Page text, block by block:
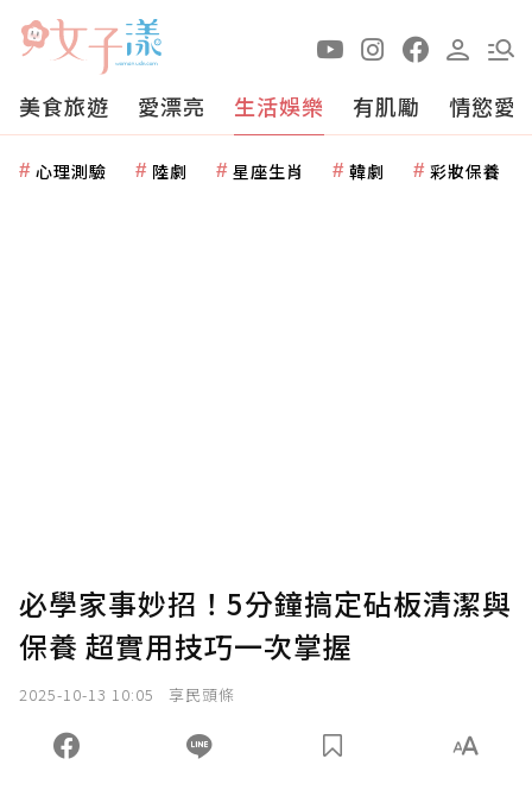
美食旅遊 愛漂亮 生活娛樂 有肌勵 情慾愛
心理測驗 陸劇 星座生肖 韓劇 彩妝保養
必學家事妙招！5分鐘搞定砧板清潔與
保養 超實用技巧一次掌握
2025-10-13 10:05 享民頭條